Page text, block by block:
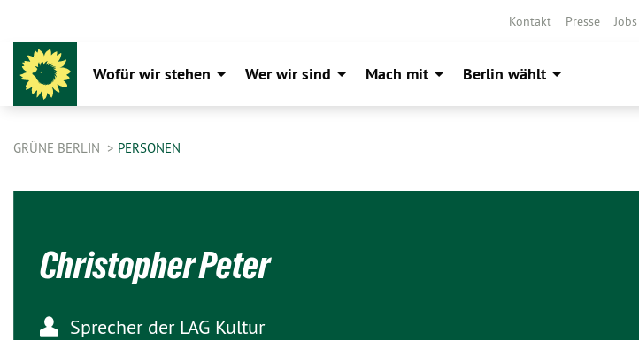
Kontakt Presse Jobs
Wofür wir stehen Wer wir sind Mach mit Berlin wählt
GRÜNE BERLIN PERSONEN
Christopher Peter
Sprecher der LAG Kultur